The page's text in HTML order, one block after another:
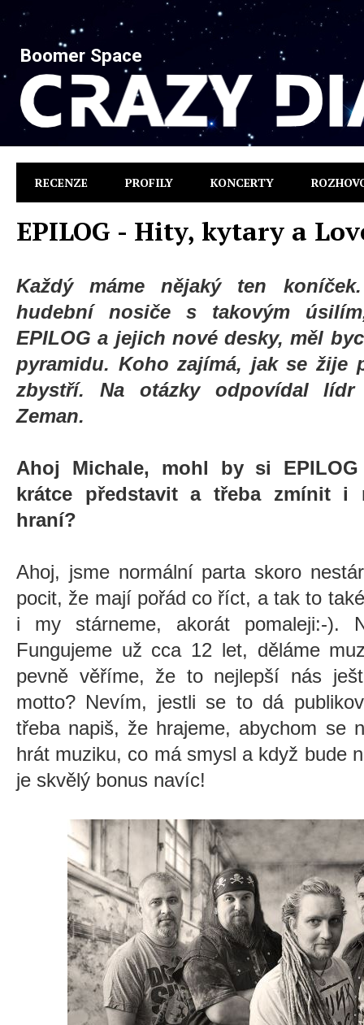
Boomer Space
RECENZE PROFILY KONCERTY
EPILOG - Hity, kytary a
Každý máme nějaký ten
hudební nosiče s takovým
EPILOG a jejich nové desky, měl
pyramidu. Koho zajímá, jak se žije
zbystří. Na otázky odpovídal lídr
Zeman.
Ahoj Michale, mohl by si EPILOG
krátce představit a třeba zmínit i
hraní?
Ahoj, jsme normální parta skoro
pocit, že mají pořád co říct, a tak to
i my stárneme, akorát pomaleji:-).
Fungujeme už cca 12 let, děláme
pevně věříme, že to nejlepší nás
motto? Nevím, jestli se to dá
třeba napiš, že hrajeme, abychom se
hrát muziku, co má smysl a když bude
je skvělý bonus navíc!